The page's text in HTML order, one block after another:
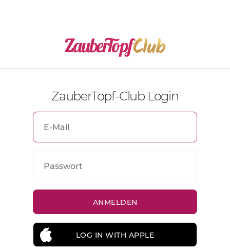
ZauberTopf-Club Login
LOG IN WITH APPLE